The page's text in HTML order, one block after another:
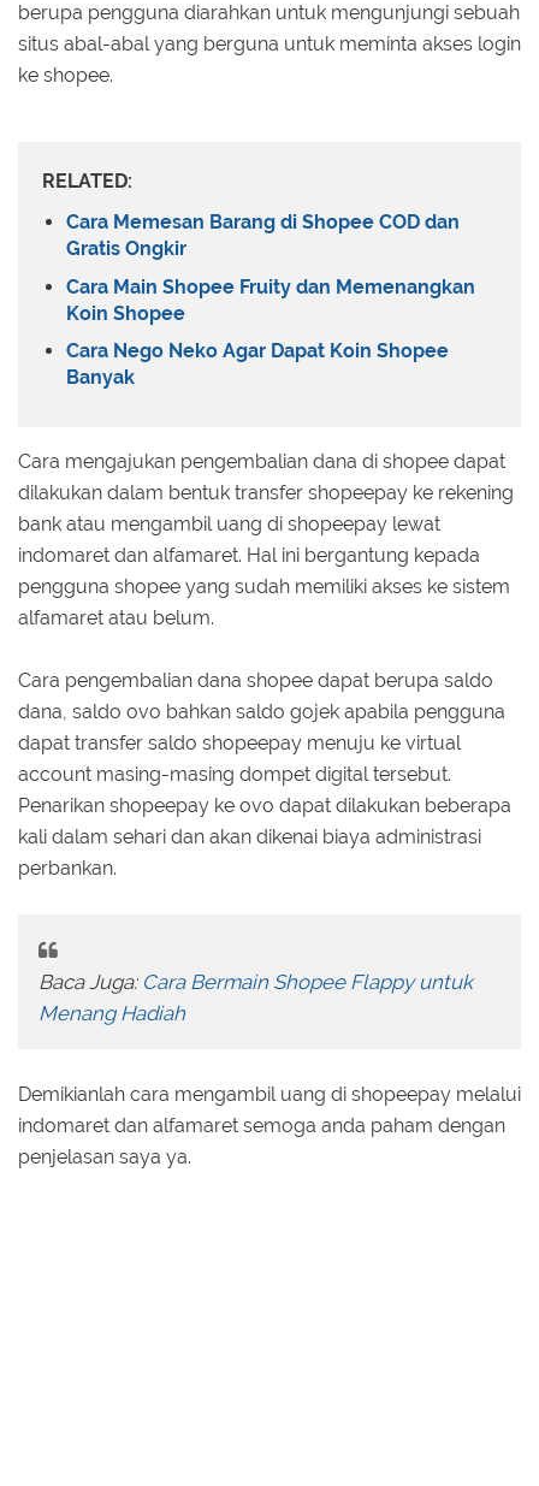
berupa pengguna diarahkan untuk mengunjungi sebuah
situs abal-abal yang berguna untuk meminta akses login
ke shopee.
RELATED:
Cara Memesan Barang di Shopee COD dan
Gratis Ongkir
Cara Main Shopee Fruity dan Memenangkan
Koin Shopee
Cara Nego Neko Agar Dapat Koin Shopee
Banyak
Cara mengajukan pengembalian dana di shopee dapat
dilakukan dalam bentuk transfer shopeepay ke rekening
bank atau mengambil uang di shopeepay lewat
indomaret dan alfamaret. Hal ini bergantung kepada
pengguna shopee yang sudah memiliki akses ke sistem
alfamaret atau belum.
Cara pengembalian dana shopee dapat berupa saldo
dana, saldo ovo bahkan saldo gojek apabila pengguna
dapat transfer saldo shopeepay menuju ke virtual
account masing-masing dompet digital tersebut.
Penarikan shopeepay ke ovo dapat dilakukan beberapa
kali dalam sehari dan akan dikenai biaya administrasi
perbankan.
Baca Juga: Cara Bermain Shopee Flappy untuk
Menang Hadiah
Demikianlah cara mengambil uang di shopeepay melalui
indomaret dan alfamaret semoga anda paham dengan
penjelasan saya ya.